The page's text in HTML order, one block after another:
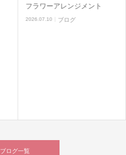
フラワーアレンジメント
2026.07.10 ブログ
ブログ一覧